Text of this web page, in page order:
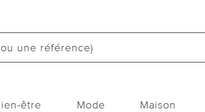
être Mode Maison